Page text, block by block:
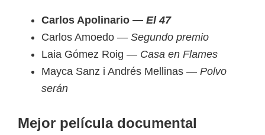
Carlos Apolinario — El 47
Carlos Amoedo — Segundo premio
Laia Gómez Roig — Casa en Flames
Mayca Sanz i Andrés Mellinas — Polvo
serán
Mejor película documental